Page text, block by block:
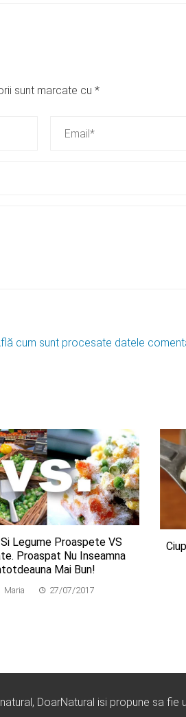
sunt marcate cu *
cum sunt procesate datele
Legume Proaspete VS
Proaspat Nu Inseamna
Mai Bun!
Maria 27/07/2017
DoarNatural isi propune sa fie